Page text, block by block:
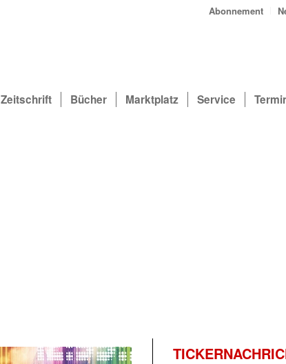
Abonnement
Zeitschrift Bücher Marktplatz Service